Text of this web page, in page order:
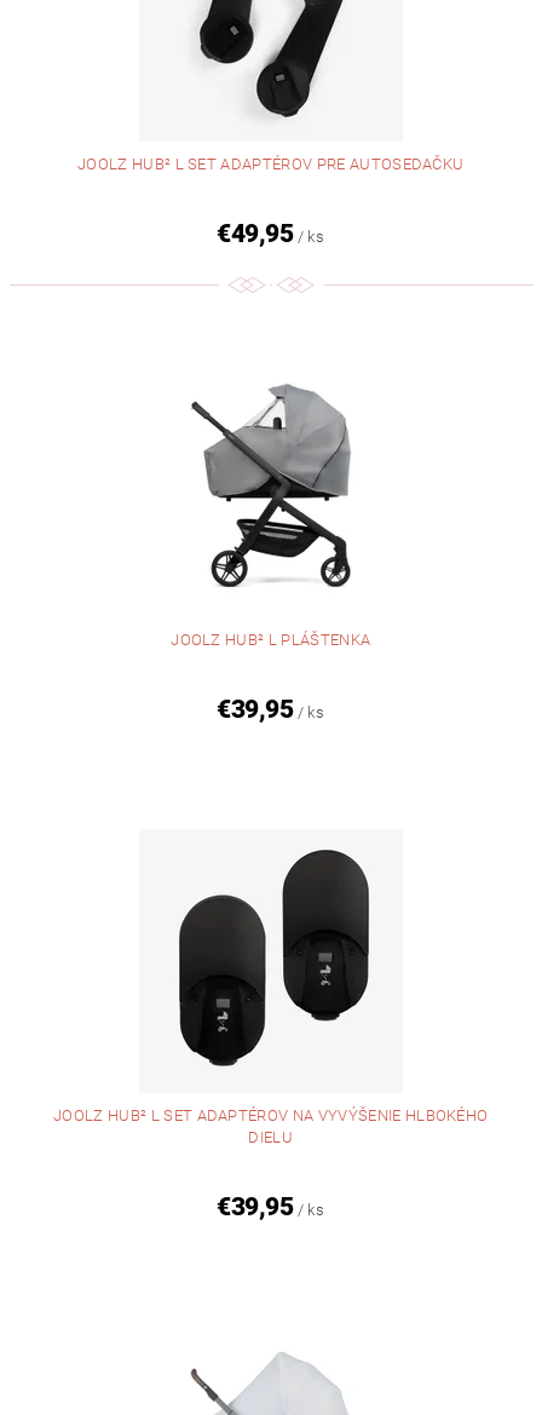
JOOLZ HUB² L SET ADAPTÉROV PRE AUTOSEDAČKU
€49,95 / ks
JOOLZ HUB² L PLÁŠTENKA
€39,95 / ks
JOOLZ HUB² L SET ADAPTÉROV NA VYVÝŠENIE HLBOKÉHO
DIELU
€39,95 / ks